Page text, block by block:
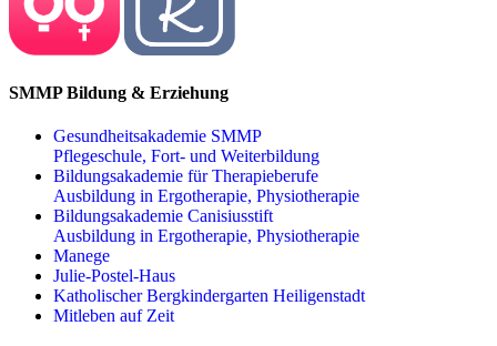
SMMP Bildung & Erziehung
Gesundheitsakademie SMMP
Pflegeschule, Fort- und Weiterbildung
Bildungsakademie für Therapieberufe
Ausbildung in Ergotherapie, Physiotherapie
Bildungsakademie Canisiusstift
Ausbildung in Ergotherapie, Physiotherapie
Manege
Julie-Postel-Haus
Katholischer Bergkindergarten Heiligenstadt
Mitleben auf Zeit